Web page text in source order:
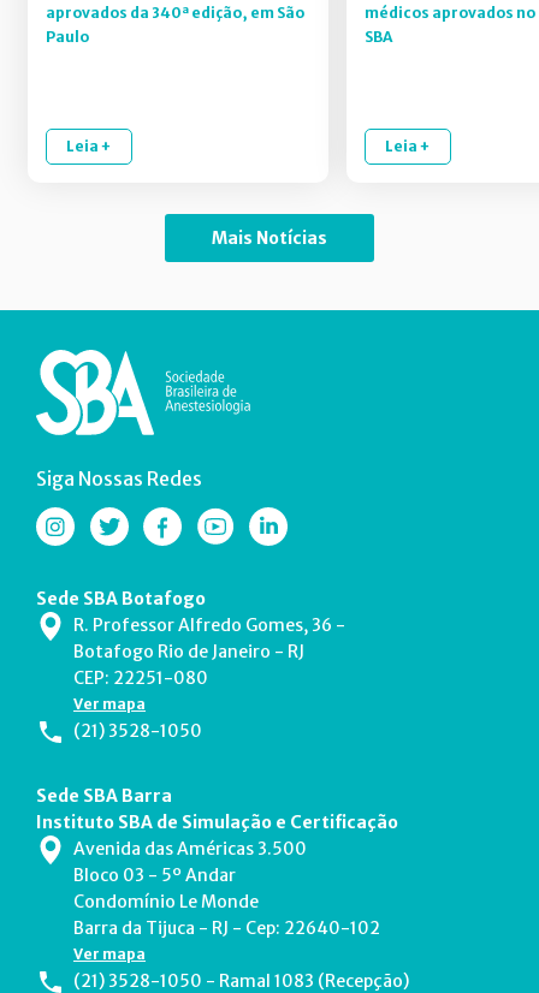
aprovados da 340ª edição, em São
Paulo
Leia +
médicos aprovados
SBA
Leia +
Mais Notícias
Siga Nossas Redes
Sede SBA Botafogo
R. Professor Alfredo Gomes, 36 -
Botafogo Rio de Janeiro - RJ
CEP: 22251-080
Ver mapa
(21) 3528-1050
Sede SBA Barra
Instituto SBA de Simulação e Certificação
Avenida das Américas 3.500
Bloco 03 - 5º Andar
Condomínio Le Monde
Barra da Tijuca - RJ - Cep: 22640-102
Ver mapa
(21) 3528-1050 - Ramal 1083 (Recepção)